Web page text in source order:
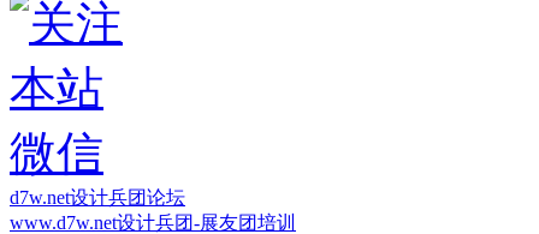
d7w.net设计兵团论坛
www.d7w.net设计兵团-展友团培训